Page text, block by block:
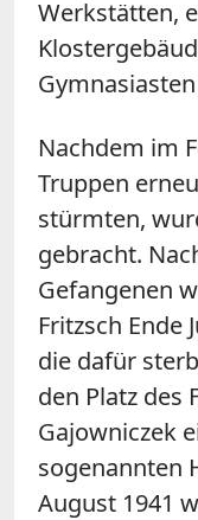
Werkstätten,
Nachdem im
Truppen
stürmten,
gebracht.
Gefangenen
Fritzsch Ende
die dafür
den Platz des
Gajowniczek
sogenannten
August 1941